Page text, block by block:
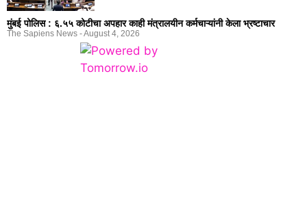
मुंबई पोलिस : ६.५५ कोटीचा अपहार काही मंत्रालयीन कर्मचाऱ्यांनी केला भ्रष्टाचार
The Sapiens News August 4, 2026